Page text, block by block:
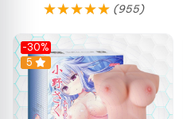
(955)
-30%
Hot
5